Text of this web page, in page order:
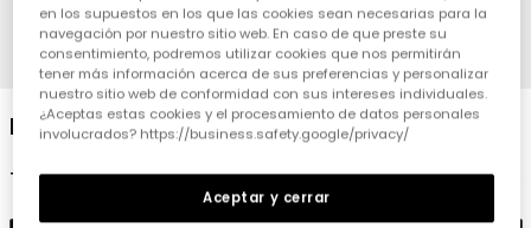
1 2 3 4
Bermudas felpa denim negro
19,95 €
en los supuestos en los que las cookies sean necesarias para la
navegación por nuestro sitio web. En caso de que preste su
consentimiento, podremos utilizar cookies que nos permitirán
tener más información acerca de sus preferencias y personalizar
nuestro sitio web de conformidad con sus intereses individuales.
¿Aceptas estas cookies y el procesamiento de datos personales
involucrados? https://business.safety.google/privacy/
Aceptar y cerrar